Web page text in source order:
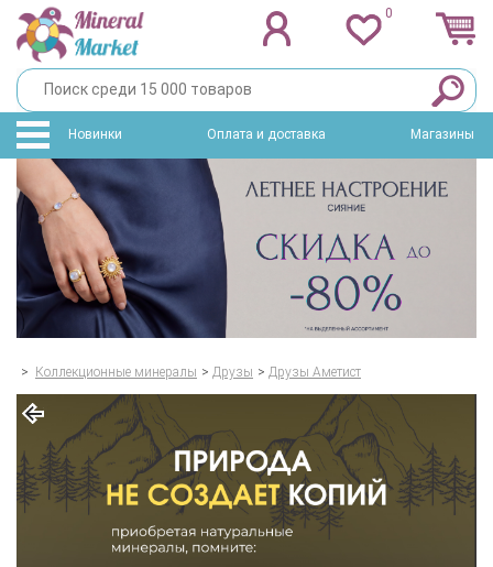
0
Новинки Оплата и доставка Магазины
> Коллекционные минералы > Друзы > Друзы Аметист